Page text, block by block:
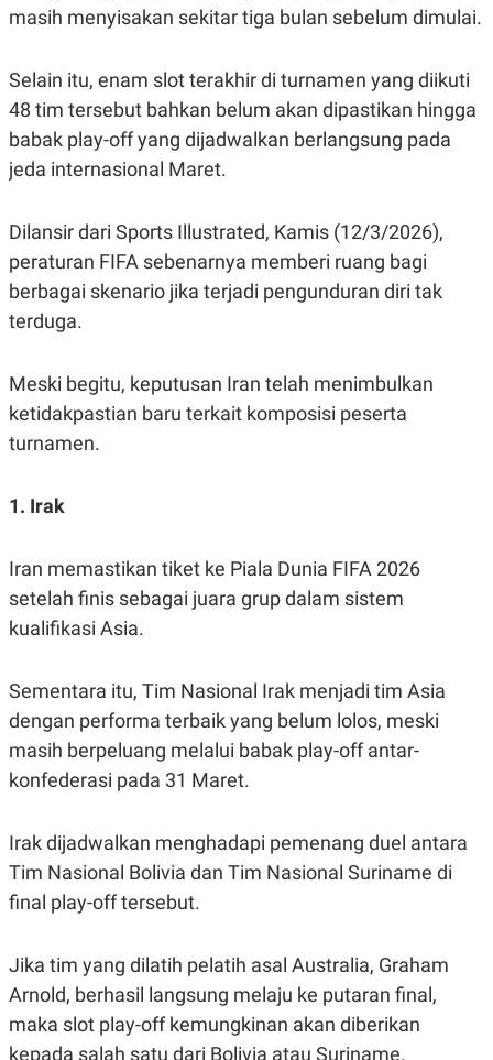
masih menyisakan sekitar tiga bulan sebelum dimulai.
Selain itu, enam slot terakhir di turnamen yang diikuti
48 tim tersebut bahkan belum akan dipastikan hingga
babak play-off yang dijadwalkan berlangsung pada
jeda internasional Maret.
Dilansir dari Sports Illustrated, Kamis (12/3/2026),
peraturan FIFA sebenarnya memberi ruang bagi
berbagai skenario jika terjadi pengunduran diri tak
terduga.
Meski begitu, keputusan Iran telah menimbulkan
ketidakpastian baru terkait komposisi peserta
turnamen.
1. Irak
Iran memastikan tiket ke Piala Dunia FIFA 2026
setelah finis sebagai juara grup dalam sistem
kualifikasi Asia.
Sementara itu, Tim Nasional Irak menjadi tim Asia
dengan performa terbaik yang belum lolos, meski
masih berpeluang melalui babak play-off antar-
konfederasi pada 31 Maret.
Irak dijadwalkan menghadapi pemenang duel antara
Tim Nasional Bolivia dan Tim Nasional Suriname di
final play-off tersebut.
Jika tim yang dilatih pelatih asal Australia, Graham
Arnold, berhasil langsung melaju ke putaran final,
maka slot play-off kemungkinan akan diberikan
kepada salah satu dari Bolivia atau Suriname.